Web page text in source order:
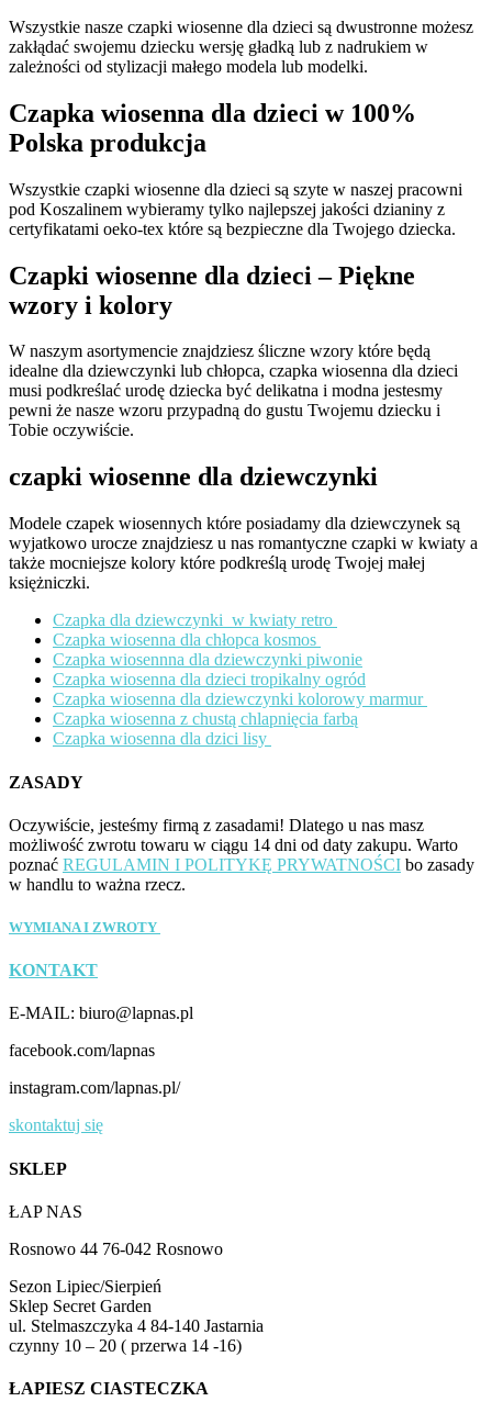
Wszystkie nasze czapki wiosenne dla dzieci są dwustronne możesz
zakłądać swojemu dziecku wersję gładką lub z nadrukiem w
zależności od stylizacji małego modela lub modelki.
Czapka wiosenna dla dzieci w 100%
Polska produkcja
Wszystkie czapki wiosenne dla dzieci są szyte w naszej pracowni
pod Koszalinem wybieramy tylko najlepszej jakości dzianiny z
certyfikatami oeko-tex które są bezpieczne dla Twojego dziecka.
Czapki wiosenne dla dzieci – Piękne
wzory i kolory
W naszym asortymencie znajdziesz śliczne wzory które będą
idealne dla dziewczynki lub chłopca, czapka wiosenna dla dzieci
musi podkreślać urodę dziecka być delikatna i modna jestesmy
pewni że nasze wzoru przypadną do gustu Twojemu dziecku i
Tobie oczywiście.
czapki wiosenne dla dziewczynki
Modele czapek wiosennych które posiadamy dla dziewczynek są
wyjatkowo urocze znajdziesz u nas romantyczne czapki w kwiaty a
także mocniejsze kolory które podkreślą urodę Twojej małej
księżniczki.
Czapka dla dziewczynki w kwiaty retro
Czapka wiosenna dla chłopca kosmos
Czapka wiosennna dla dziewczynki piwonie
Czapka wiosenna dla dzieci tropikalny ogród
Czapka wiosenna dla dziewczynki kolorowy marmur
Czapka wiosenna z chustą chlapnięcia farbą
Czapka wiosenna dla dzici lisy
ZASADY
Oczywiście, jesteśmy firmą z zasadami! Dlatego u nas masz
możliwość zwrotu towaru w ciągu 14 dni od daty zakupu. Warto
poznać REGULAMIN I POLITYKĘ PRYWATNOŚCI bo zasady
w handlu to ważna rzecz.
WYMIANA I ZWROTY
KONTAKT
E-MAIL: biuro@lapnas.pl
facebook.com/lapnas
instagram.com/lapnas.pl/
skontaktuj się
SKLEP
ŁAP NAS
Rosnowo 44 76-042 Rosnowo
Sezon Lipiec/Sierpień
Sklep Secret Garden
ul. Stelmaszczyka 4 84-140 Jastarnia
czynny 10 – 20 ( przerwa 14 -16)
ŁAPIESZ CIASTECZKA